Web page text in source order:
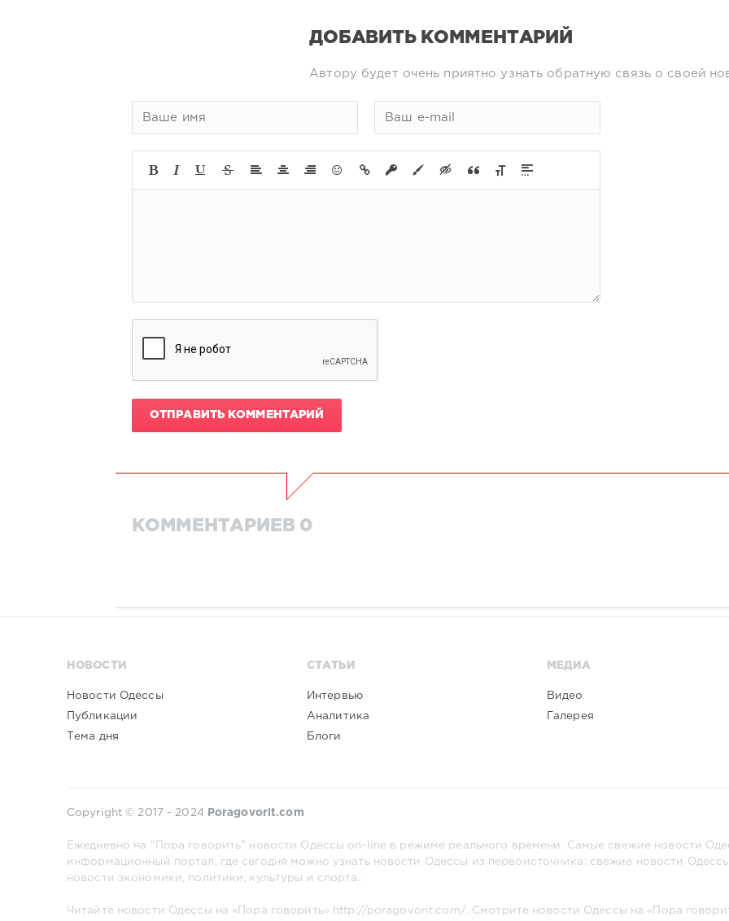
ДОБАВИТЬ КОММЕНТАРИЙ
Автору будет очень приятно узнать обратную связь о своей
ОТПРАВИТЬ КОММЕНТАРИЙ
КОММЕНТАРИЕВ 0
НОВОСТИ
Новости Одессы
Публикации
Тема дня
СТАТЬИ
Интервью
Аналитика
Блоги
МЕДИА
Видео
Галерея
Copyright © 2017 - 2024 Poragovorit.com
Ежедневно на "Пора говорить" новости Одессы on-line в режиме реального времени. Самые свежие новости
информационный портал, где сегодня можно узнать новости Одессы из первоисточника: свежие новости
новости экономики, политики, культуры и спорта.
Читайте новости Одессы на «Пора говорить» http://poragovorit.com/ . Смотрите новости Одессы на «Пора